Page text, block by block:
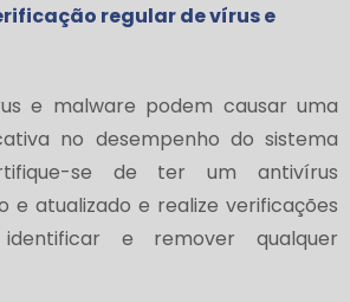
regular de vírus e
e malware podem causar uma
no desempenho do sistema
se de ter um antivírus
e atualizado e realize verificações
e remover qualquer